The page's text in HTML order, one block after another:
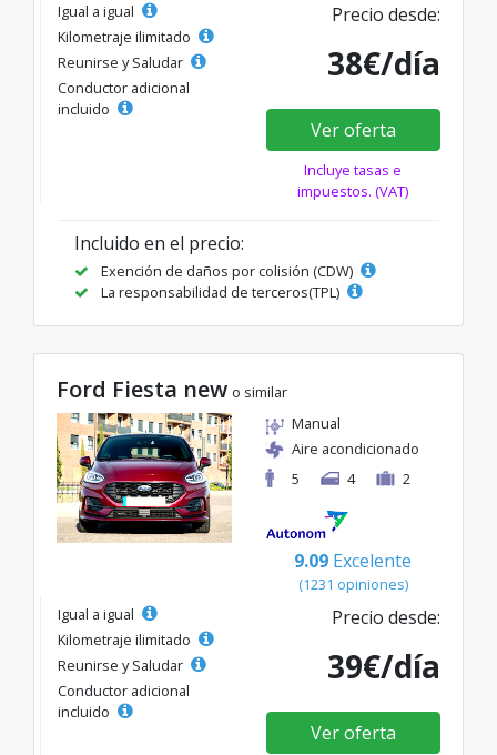
Igual a igual
Kilometraje ilimitado
Reunirse y Saludar
Conductor adicional
incluido
Precio desde:
38€/día
Ver oferta
Incluye tasas e
impuestos. (VAT)
Incluido en el precio:
Exención de daños por colisión (CDW)
La responsabilidad de terceros(TPL)
Ford Fiesta new o similar
Manual
Aire acondicionado
5
4 2
9.09 Excelente
(1231 opiniones)
Igual a igual
Kilometraje ilimitado
Reunirse y Saludar
Conductor adicional
incluido
Precio desde:
39€/día
Ver oferta